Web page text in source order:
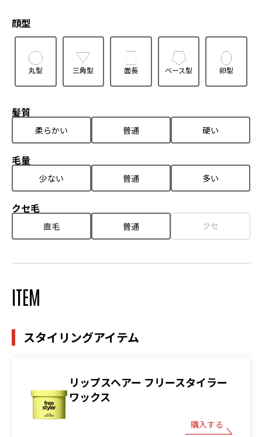
顔型
丸型 三角型 面長 ベース型 卵型
髪質
柔らかい 普通 硬い
毛量
少ない 普通 多い
クセ毛
直毛 普通 クセ
ITEM
スタイリングアイテム
リップスヘアー フリースタイラー
ワックス
購入する